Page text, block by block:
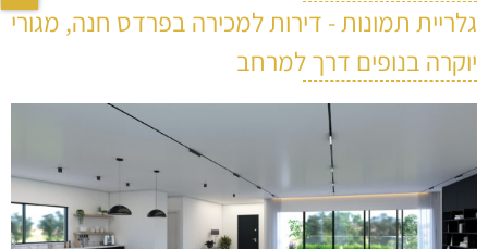
גלריית תמונות - דירות למכירה בפרדס חנה, מגורי
יוקרה בנופים דרך למרחב